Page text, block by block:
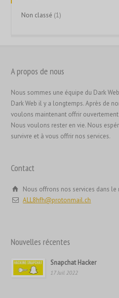
Non classé (1)
A propos de nous
Nous sommes une équipe du Dark
Dark Web il y a longtemps. Après de
voulons maintenant offrir
Nous voulons rester en vie. Nous
survivre et à vous offrir nos services.
Contact
Nous offrons nos services dans
ALL8hfh@protonmail.ch
Nouvelles récentes
Snapchat Hacker
17 Juil 2022
ไ